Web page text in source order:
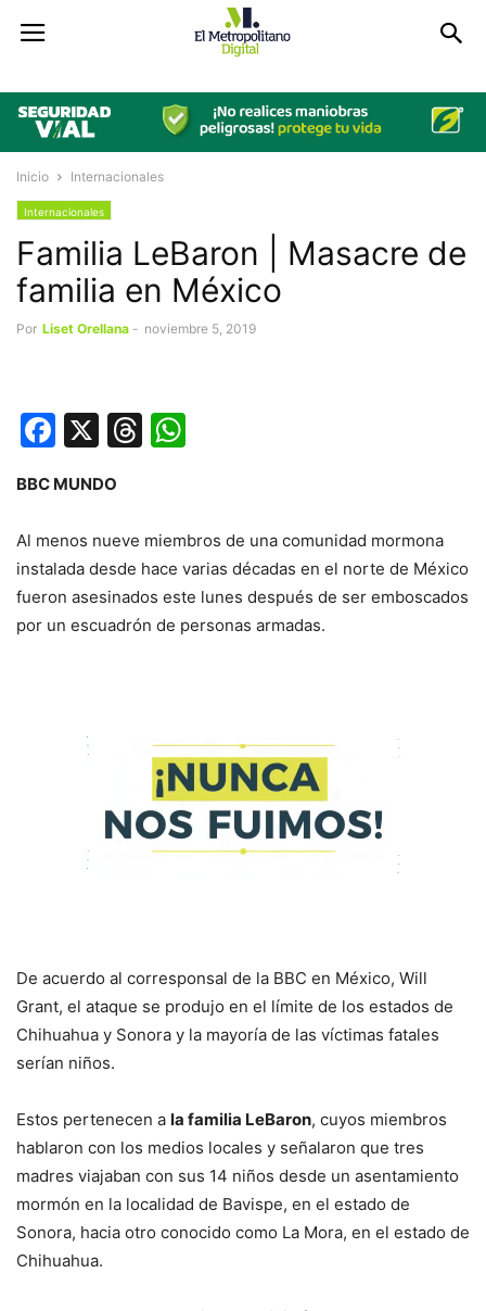
Inicio Internacionales
Internacionales
Familia LeBaron | Masacre de
familia en México
Por Liset Orellana - noviembre 5, 2019
Facebook
X Threads
BBC MUNDO
Al menos nueve miembros de una comunidad mormona
instalada desde hace varias décadas en el norte de México
fueron asesinados este lunes después de ser emboscados
por un escuadrón de personas armadas.
De acuerdo al corresponsal de la BBC en México, Will
Grant, el ataque se produjo en el límite de los estados de
Chihuahua y Sonora y la mayoría de las víctimas fatales
serían niños.
Estos pertenecen a la familia LeBaron, cuyos miembros
hablaron con los medios locales y señalaron que tres
madres viajaban con sus 14 niños desde un asentamiento
mormón en la localidad de Bavispe, en el estado de
Sonora, hacia otro conocido como La Mora, en el estado de
Chihuahua.